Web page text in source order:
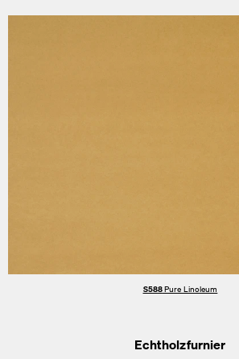
S588Pure Linoleum
Echtholzfurnier